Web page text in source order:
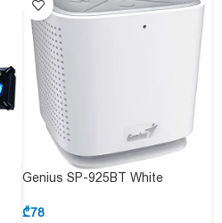
Genius SP-925BT White
₾78